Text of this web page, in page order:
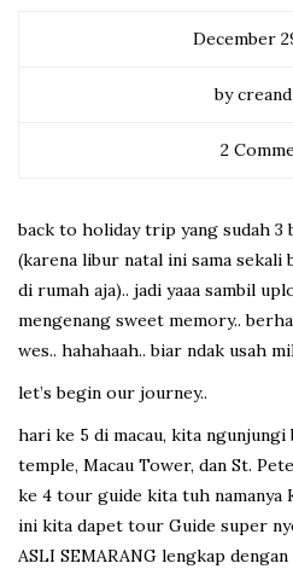
December
by
2
back to holiday trip yang sudah 3
(karena libur natal ini sama sekali
di rumah aja).. jadi yaaa sambil
mengenang sweet memory..
wes.. hahahaah.. biar ndak usah
let’s begin our journey..
hari ke 5 di macau, kita
temple, Macau Tower, dan St.
ke 4 tour guide kita tuh namanya
ini kita dapet tour Guide super
ASLI SEMARANG lengkap